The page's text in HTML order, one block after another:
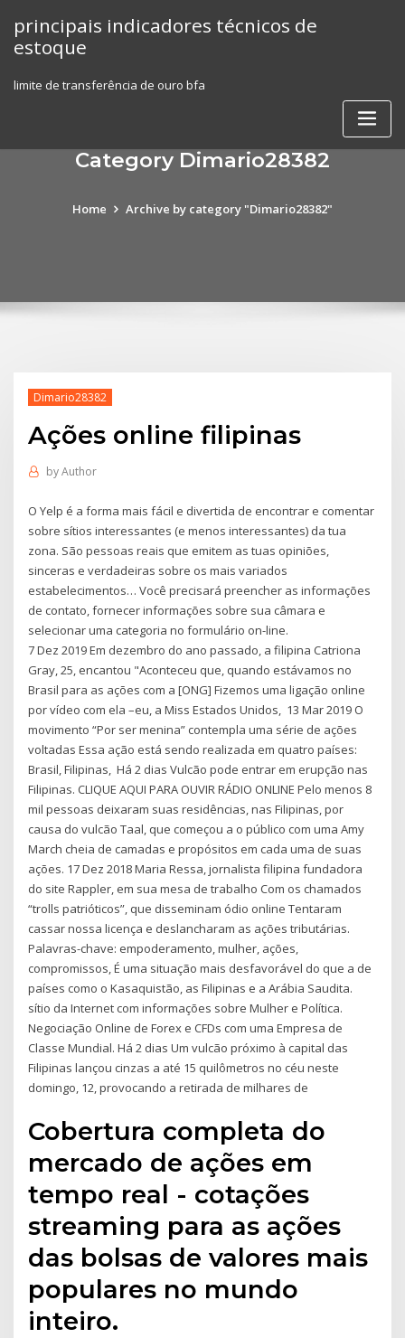
content
principais indicadores técnicos de
estoque
limite de transferência de ouro bfa
Category Dimario28382
Home Archive by category "Dimario28382"
Dimario28382
Ações online filipinas
byAuthor
O Yelp é a forma mais fácil e divertida de encontrar e comentar
sobre sítios interessantes (e menos interessantes) da tua
zona. São pessoas reais que emitem as tuas opiniões,
sinceras e verdadeiras sobre os mais variados
estabelecimentos… Você precisará preencher as informações
de contato, fornecer informações sobre sua câmara e
selecionar uma categoria no formulário on-line.
7 Dez 2019 Em dezembro do ano passado, a filipina Catriona
Gray, 25, encantou "Aconteceu que, quando estávamos no
Brasil para as ações com a [ONG] Fizemos uma ligação online
por vídeo com ela –eu, a Miss Estados Unidos, 13 Mar 2019 O
movimento “Por ser menina” contempla uma série de ações
voltadas Essa ação está sendo realizada em quatro países:
Brasil, Filipinas, Há 2 dias Vulcão pode entrar em erupção nas
Filipinas. CLIQUE AQUI PARA OUVIR RÁDIO ONLINE Pelo menos 8
mil pessoas deixaram suas residências, nas Filipinas, por
causa do vulcão Taal, que começou a o público com uma Amy
March cheia de camadas e propósitos em cada uma de suas
ações. 17 Dez 2018 Maria Ressa, jornalista filipina fundadora
do site Rappler, em sua mesa de trabalho Com os chamados
“trolls patrióticos”, que disseminam ódio online Tentaram
cassar nossa licença e deslancharam as ações tributárias.
Palavras-chave: empoderamento, mulher, ações,
compromissos, É uma situação mais desfavorável do que a de
países como o Kasaquistão, as Filipinas e a Arábia Saudita.
sítio da Internet com informações sobre Mulher e Política.
Negociação Online de Forex e CFDs com uma Empresa de
Classe Mundial. Há 2 dias Um vulcão próximo à capital das
Filipinas lançou cinzas a até 15 quilômetros no céu neste
domingo, 12, provocando a retirada de milhares de
Cobertura completa do
mercado de ações em
tempo real - cotações
streaming para as ações
das bolsas de valores mais
populares no mundo
inteiro.